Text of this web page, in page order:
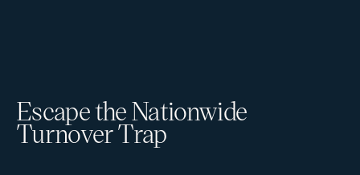
Escape the Nationwide
Turnover Trap